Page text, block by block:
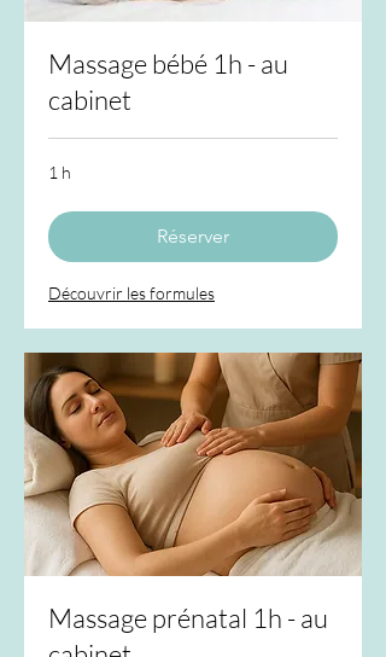
Massage bébé 1h - au
cabinet
1 h
Réserver
Découvrir les formules
Massage prénatal 1h - au